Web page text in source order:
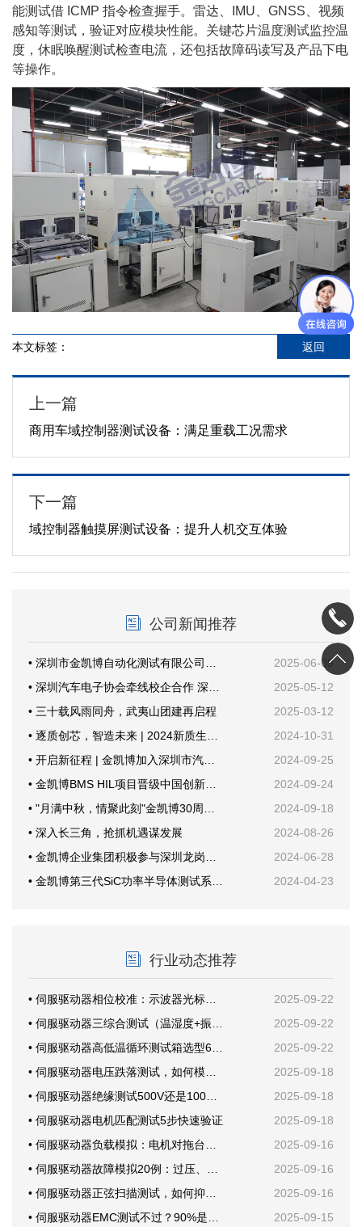
能测试借 ICMP 指令检查握手。雷达、IMU、GNSS、视频
感知等测试，验证对应模块性能。关键芯片温度测试监控温
度，休眠唤醒测试检查电流，还包括故障码读写及产品下电
等操作。
本文标签： 返回
上一篇
商用车域控制器测试设备：满足重载工况需求
下一篇
域控制器触摸屏测试设备：提升人机交互体验
公司新闻推荐
• 深圳市金凯博自动化测试有限公司乔迁新址暨开业仪式圆满举行
2025-06-09
• 深圳汽车电子协会牵线校企合作 深技大与金凯博共探产教融合新路径
2025-05-12
• 三十载风雨同舟，武夷山团建再启程
2025-03-12
• 逐质创芯，智造未来 | 2024新质生产力与功率半导体年会
2024-10-31
• 开启新征程 | 金凯博加入深圳市汽车电子行业协会
2024-09-25
• 金凯博BMS HIL项目晋级中国创新创业大赛国赛
2024-09-24
• "月满中秋，情聚此刻"金凯博30周年纪念活动
2024-09-18
• 深入长三角，抢抓机遇谋发展
2024-08-26
• 金凯博企业集团积极参与深圳龙岗甘坑社区安全生产培训，共筑安全防线
2024-06-28
• 金凯博第三代SiC功率半导体测试系统首次公开亮相创新发展大会
2024-04-23
行业动态推荐
• 伺服驱动器相位校准：示波器光标这样放才准
2025-09-22
• 伺服驱动器三综合测试（温湿度+振动）案例分享
2025-09-22
• 伺服驱动器高低温循环测试箱选型6要素
2025-09-22
• 伺服驱动器电压跌落测试，如何模拟电网骤降？
2025-09-18
• 伺服驱动器绝缘测试500V还是1000V？
2025-09-18
• 伺服驱动器电机匹配测试5步快速验证
2025-09-18
• 伺服驱动器负载模拟：电机对拖台架还是回馈电子负载？
2025-09-16
• 伺服驱动器故障模拟20例：过压、欠压、短路一次学会
2025-09-16
• 伺服驱动器正弦扫描测试，如何抑制机械共振？
2025-09-16
• 伺服驱动器EMC测试不过？90%是这块PCB布局问题
2025-09-15